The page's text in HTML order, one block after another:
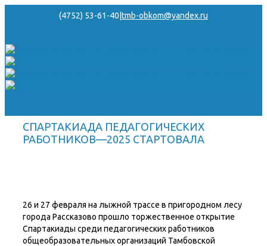
(4752) 53-61-40 tmb-obkom@yandex.ru
СПАРТАКИАДА ПЕДАГОГИЧЕСКИХ
РАБОТНИКОВ—2025 СТАРТОВАЛА
26 и 27 февраля на лыжной трассе в пригородном лесу
города Рассказово прошло торжественное открытие
Спартакиады среди педагогических работников
общеобразовательных организаций Тамбовской